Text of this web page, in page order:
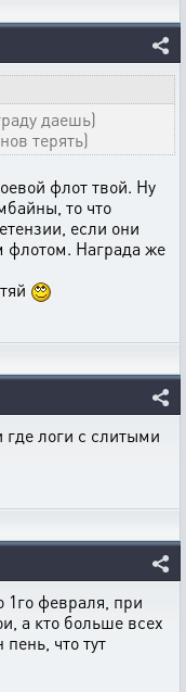
даешь)
терять)
флот твой. Ну
то что
если они
флотом. Награда же
где логи с слитыми
1го февраля, при
а кто больше всех
что тут